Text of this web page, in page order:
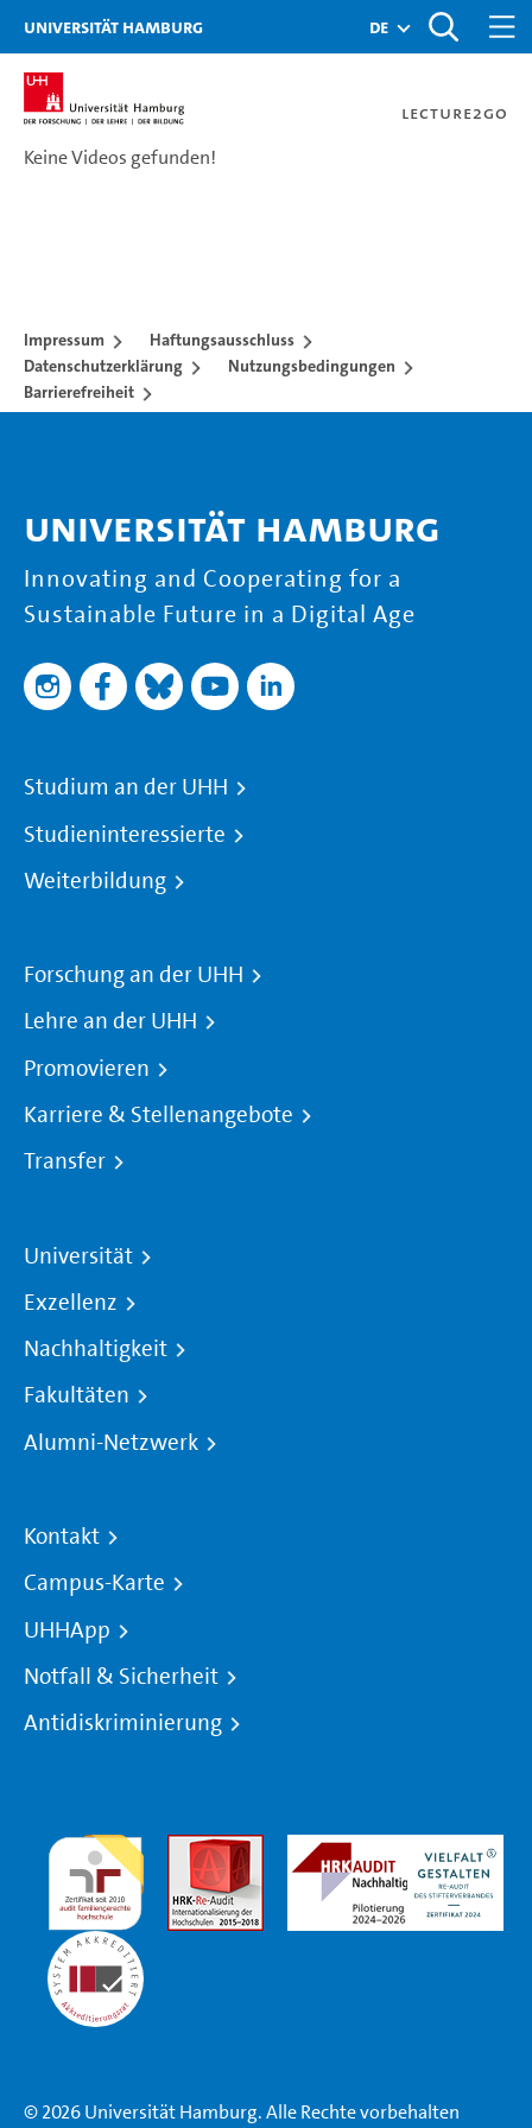
Zur Metanavigation
Zur Hauptnavigation
Zur Suche
Zum Inhalt
Zum Seitenfuss
Universität Hamburg de
Lecture2Go
Keine Videos gefunden!
Impressum
Haftungsausschluss
Datenschutzerklärung
Nutzungsbedingungen
Barrierefreiheit
Universität Hamburg
Innovating and Cooperating for a
Sustainable Future in a Digital Age
Studium an der UHH
Studieninteressierte
Weiterbildung
Forschung an der UHH
Lehre an der UHH
Promovieren
Karriere & Stellenangebote
Transfer
Universität
Exzellenz
Nachhaltigkeit
Fakultäten
Alumni-Netzwerk
Kontakt
Campus-Karte
UHHApp
Notfall & Sicherheit
Antidiskriminierung
© 2026 Universität Hamburg. Alle Rechte vorbehalten